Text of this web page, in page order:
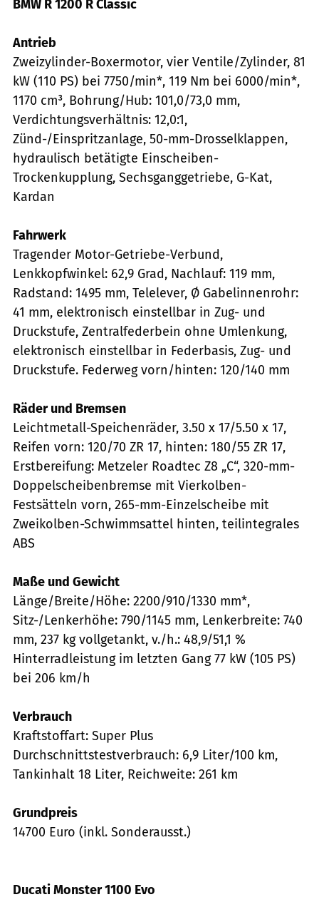
BMW R 1200 R Classic
Antrieb
Zweizylinder-Boxermotor, vier Ventile/Zylinder, 81
kW (110 PS) bei 7750/min*, 119 Nm bei 6000/min*,
1170 cm³, Bohrung/Hub: 101,0/73,0 mm,
Verdichtungsverhältnis: 12,0:1,
Zünd-/Einspritzanlage, 50-mm-Drosselklappen,
hydraulisch betätigte Einscheiben-
Trockenkupplung, Sechsganggetriebe, G-Kat,
Kardan
Fahrwerk
Tragender Motor-Getriebe-Verbund,
Lenkkopfwinkel: 62,9 Grad, Nachlauf: 119 mm,
Radstand: 1495 mm, Telelever, Ø Gabelinnenrohr:
41 mm, elektronisch einstellbar in Zug- und
Druckstufe, Zentralfederbein ohne Umlenkung,
elektronisch einstellbar in Federbasis, Zug- und
Druckstufe. Federweg vorn/hinten: 120/140 mm
Räder und Bremsen
Leichtmetall-Speichenräder, 3.50 x 17/5.50 x 17,
Reifen vorn: 120/70 ZR 17, hinten: 180/55 ZR 17,
Erstbereifung: Metzeler Roadtec Z8 „C“, 320-mm-
Doppelscheibenbremse mit Vierkolben-
Festsätteln vorn, 265-mm-Einzelscheibe mit
Zweikolben-Schwimmsattel hinten, teilintegrales
ABS
Maße und Gewicht
Länge/Breite/Höhe: 2200/910/1330 mm*,
Sitz-/Lenkerhöhe: 790/1145 mm, Lenkerbreite: 740
mm, 237 kg vollgetankt, v./h.: 48,9/51,1 %
Hinterradleistung im letzten Gang 77 kW (105 PS)
bei 206 km/h
Verbrauch
Kraftstoffart: Super Plus
Durchschnittstestverbrauch: 6,9 Liter/100 km,
Tankinhalt 18 Liter, Reichweite: 261 km
Grundpreis
14700 Euro (inkl. Sonderausst.)
Ducati Monster 1100 Evo